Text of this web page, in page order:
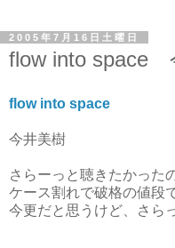
2005年7月16日土曜日
flow into space
flow into space
今井美樹
さらーっと聴きたかった
ケース割れで破格の値段
今更だと思うけど、さら